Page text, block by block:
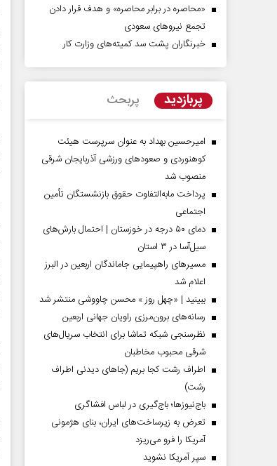
«محاصره در برابر محاصره» و هدف قرار دادن
تجمع نیروهای سعودی
خبرنگاران پشت سد کمیته‌های وزارت کار
پربازدید پربحث
امیرحسین بهداد به عنوان سرپرست هیئت
کوهنوردی و صعودهای ورزشی آذربایجان شرقی
منصوب شد
پرداخت مابه‌التفاوت حقوق بازنشستگان تأمین
اجتماعی
دمای ۵۰ درجه در خوزستان | احتمال بارش‌های
سیل‌آسا در ۳ استان
مسیر‌های راهپیمایی جاماندگان اربعین در البرز
اعلام شد
ببینید | «چهل روز » محسن چاووشی منتشر شد
رسانه‌های برون‌مرزی راویان جهانی اربعین
نظرسنجی شبکه تماشا برای انتخاب سریال‌های
شرقی محبوب مخاطبان
اطراف رشت کجا بریم (جاهای دیدنی اطراف
رشت)
باج‌نیوزها؛ باج‌گیری در لباس افشاگری
تعرض به زیرساخت‌های ایران، بنای هژمونی
آمریکا را فرو می‌ریزد
سپر آمریکا نشوید